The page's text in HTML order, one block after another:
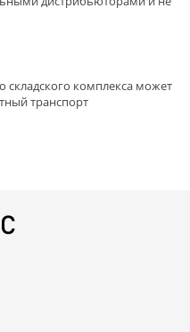
комплекса может
транспорт